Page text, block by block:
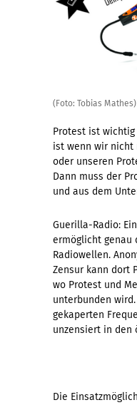
(Foto: Tobias Mathes)
Protest ist wichtig
ist wenn wir nicht
oder unseren
Dann muss der
und aus dem
Guerilla-Radio:
ermöglicht genau
Radiowellen.
Zensur kann dort
wo Protest und
unterbunden
gekaperten
unzensiert in den
Die